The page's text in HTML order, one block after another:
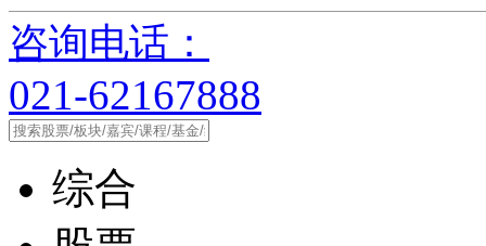
咨询电话：
021-62167888
综合